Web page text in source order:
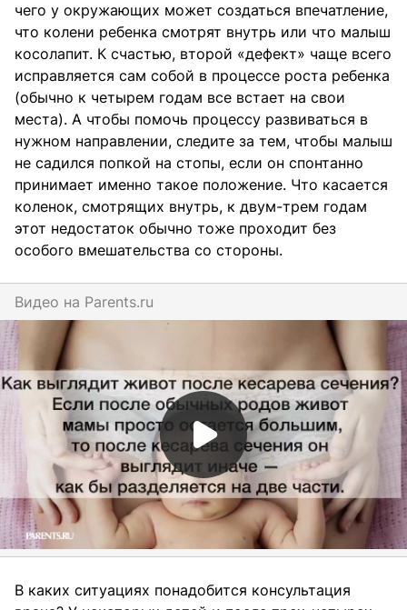
чего у окружающих может создаться впечатление,
что колени ребенка смотрят внутрь или что малыш
косолапит. К счастью, второй «дефект» чаще всего
исправляется сам собой в процессе роста ребенка
(обычно к четырем годам все встает на свои
места). А чтобы помочь процессу развиваться в
нужном направлении, следите за тем, чтобы малыш
не садился попкой на стопы, если он спонтанно
принимает именно такое положение. Что касается
коленок, смотрящих внутрь, к двум-трем годам
этот недостаток обычно тоже проходит без
особого вмешательства со стороны.
Видео на parents.ru
В каких ситуациях понадобится консультация